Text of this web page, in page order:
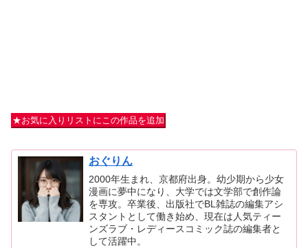
★お気に入りリストにこの作品を追加
おぐりん
2000年生まれ、京都府出身。幼少期から少女
漫画に夢中になり、大学では文学部で創作論
を専攻。卒業後、出版社でBL雑誌の編集アシ
スタントとして働き始め、現在は人気ティー
ンズラブ・レディースコミック誌の編集者と
して活躍中。